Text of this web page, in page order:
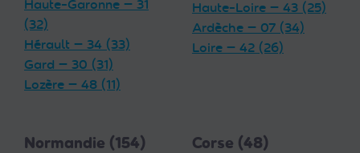
Haute-Garonne — 31
(32)
Hérault — 34 (33)
Gard — 30 (31)
Lozère — 48 (11)
Haute-Loire — 43 (25)
Ardèche — 07 (34)
Loire — 42 (26)
Normandie (154) Corse (48)